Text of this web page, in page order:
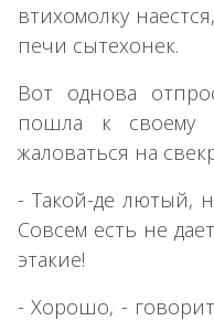
втихомолку
печи сытехонек.
Вот однова
пошла к своему
жаловаться на
- Такой-де лютый,
Совсем есть не
этакие!
- Хорошо, -